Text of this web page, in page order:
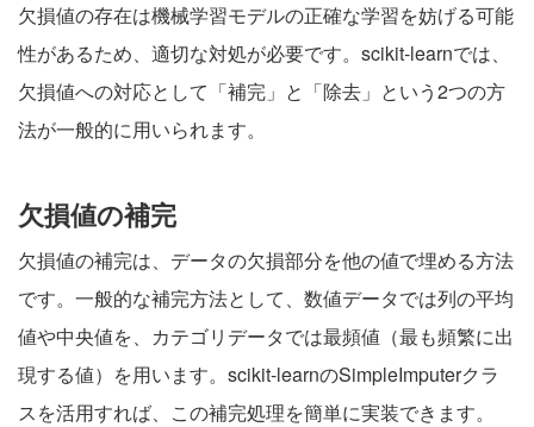
欠損値の存在は機械学習モデルの正確な学習を妨げる可能
性があるため、適切な対処が必要です。scikit-learnでは、
欠損値への対応として「補完」と「除去」という2つの方
法が一般的に用いられます。
欠損値の補完
欠損値の補完は、データの欠損部分を他の値で埋める方法
です。一般的な補完方法として、数値データでは列の平均
値や中央値を、カテゴリデータでは最頻値（最も頻繁に出
現する値）を用います。scikit-learnのSimpleImputerクラ
スを活用すれば、この補完処理を簡単に実装できます。